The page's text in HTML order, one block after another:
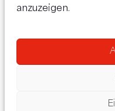
anzuzeigen.